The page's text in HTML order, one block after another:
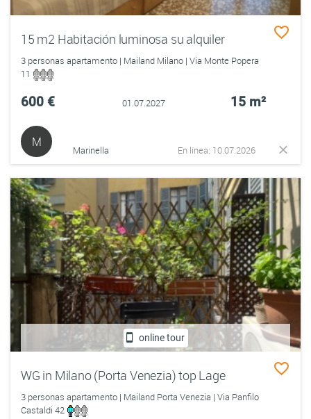
15 m2 Habitación luminosa su alquiler
3 personas apartamento | Mailand Milano | Via Monte Popera
11
600 € 01.07.2027 15 m²
M
Marinella En línea: 10.07.2026
online tour
WG in Milano (Porta Venezia) top Lage
3 personas apartamento | Mailand Porta Venezia | Via Panfilo
Castaldi 42